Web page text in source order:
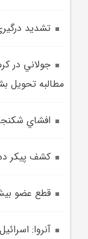
تشديد
جولاني در
مطالبه تحويل
افشاي
کشف پيکر
قطع عضو بيش از 15000
آنروا: